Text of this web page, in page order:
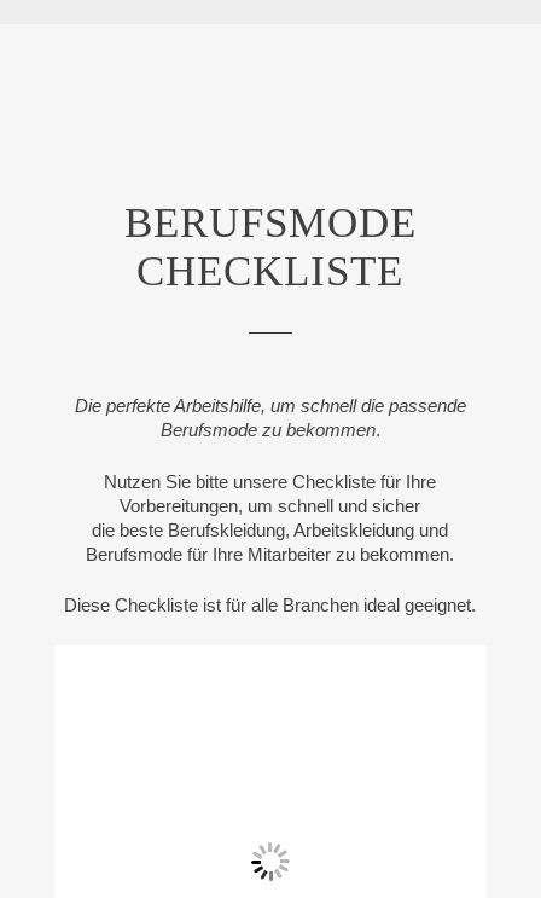
BERUFSMODE
CHECKLISTE
Die perfekte Arbeitshilfe, um schnell die passende
Berufsmode zu bekommen.
Nutzen Sie bitte unsere Checkliste für Ihre
Vorbereitungen, um schnell und sicher
die beste Berufskleidung, Arbeitskleidung und
Berufsmode für Ihre Mitarbeiter zu bekommen.
Diese Checkliste ist für alle Branchen ideal geeignet.